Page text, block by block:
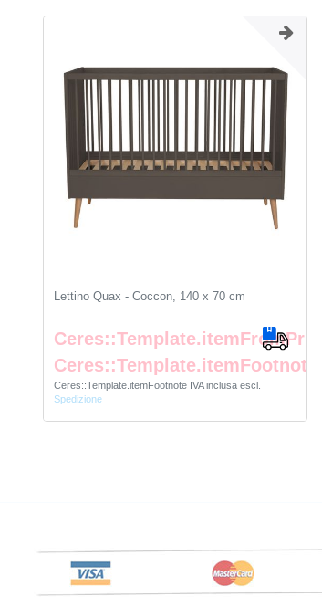
Lettino Quax - Coccon, 140 x 70 cm
Ceres::Template.itemFromPrice
Ceres::Template.itemFootnote
Ceres::Template.itemFootnote IVA inclusa escl.
Spedizione